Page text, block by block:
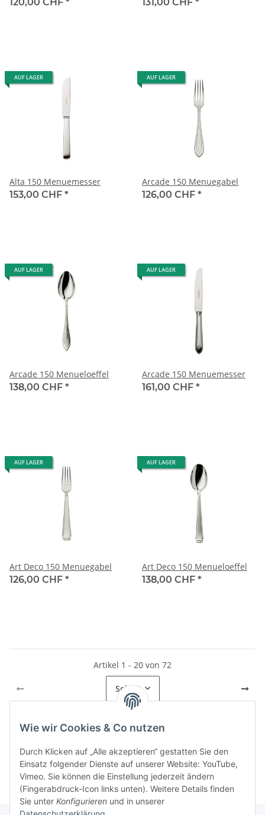
AUF LAGER
Alta 150 Menuemesser
153,00 CHF *
AUF LAGER
Arcade 150 Menuegabel
126,00 CHF *
AUF LAGER
Arcade 150 Menueloeffel
138,00 CHF *
AUF LAGER
Arcade 150 Menuemesser
161,00 CHF *
AUF LAGER
Art Deco 150 Menuegabel
126,00 CHF *
AUF LAGER
Art Deco 150 Menueloeffel
138,00 CHF *
Artikel 1 - 20 von 72
Seite1
Kategorien
Wie wir Cookies & Co nutzen
Durch Klicken auf „Alle akzeptieren“ gestatten Sie den
Einsatz folgender Dienste auf unserer Website: YouTube,
Vimeo. Sie können die Einstellung jederzeit ändern
(Fingerabdruck-Icon links unten). Weitere Details finden
Sie unter Konfigurieren und in unserer